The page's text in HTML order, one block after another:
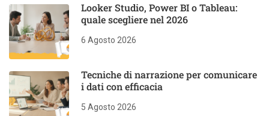
Looker Studio, Power BI o Tableau:
quale scegliere nel 2026
6 Agosto 2026
Tecniche di narrazione per comunicare
i dati con efficacia
5 Agosto 2026